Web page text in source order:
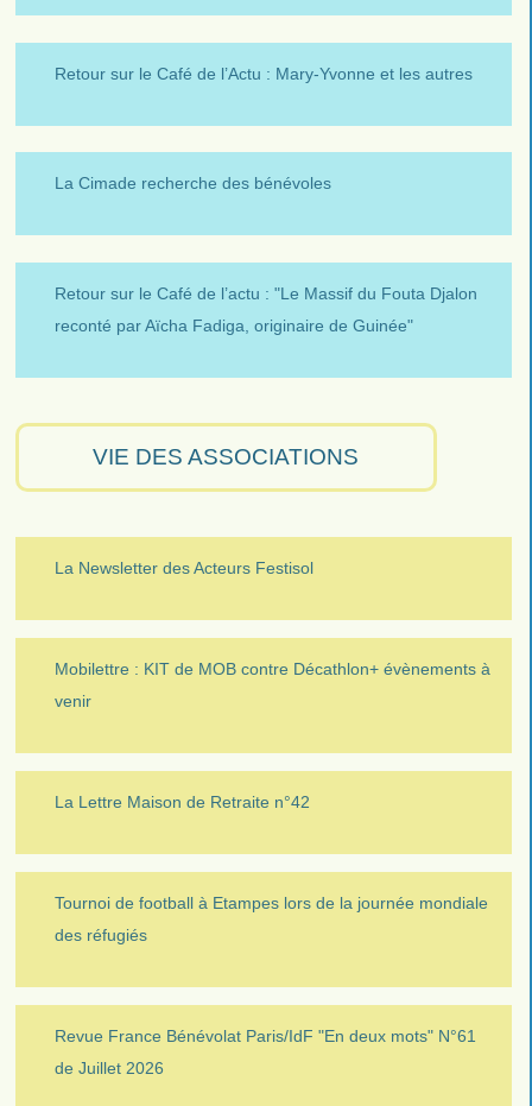
Retour sur le Café de l’Actu : Mary-Yvonne et les autres
La Cimade recherche des bénévoles
Retour sur le Café de l’actu : "Le Massif du Fouta Djalon
reconté par Aïcha Fadiga, originaire de Guinée"
VIE DES ASSOCIATIONS
La Newsletter des Acteurs Festisol
Mobilettre : KIT de MOB contre Décathlon+ évènements à
venir
La Lettre Maison de Retraite n°42
Tournoi de football à Etampes lors de la journée mondiale
des réfugiés
Revue France Bénévolat Paris/IdF "En deux mots" N°61
de Juillet 2026